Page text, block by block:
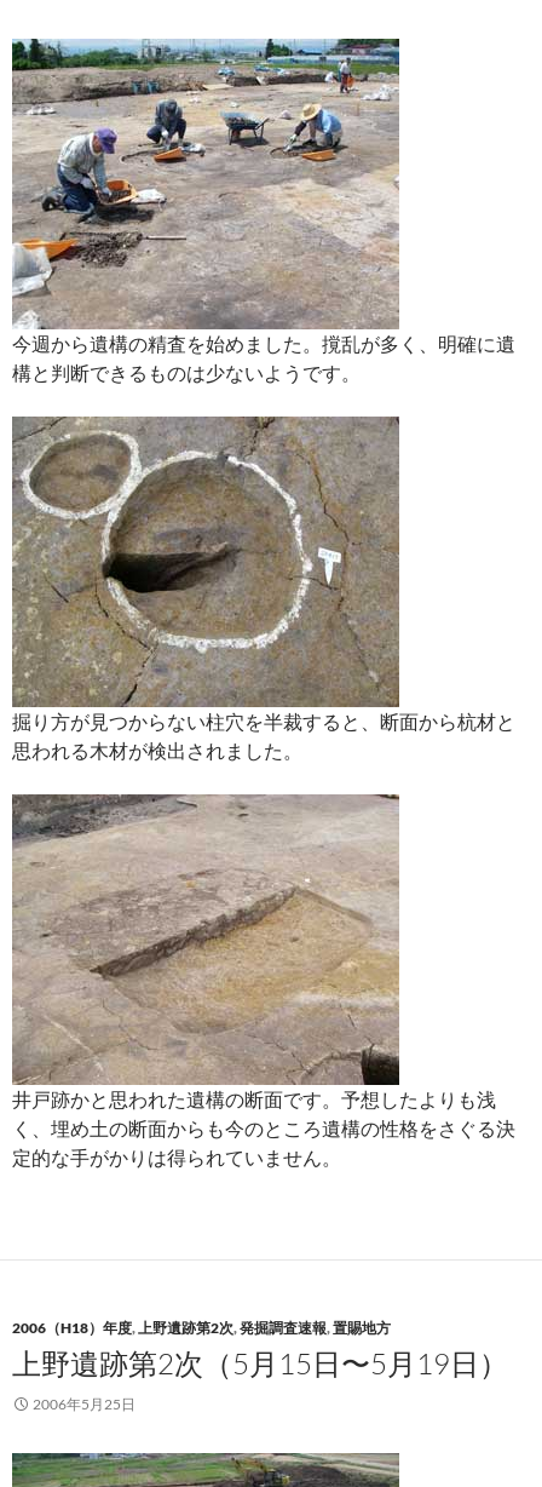
今週から遺構の精査を始めました。撹乱が多く、明確に遺
構と判断できるものは少ないようです。
掘り方が見つからない柱穴を半裁すると、断面から杭材と
思われる木材が検出されました。
井戸跡かと思われた遺構の断面です。予想したよりも浅
く、埋め土の断面からも今のところ遺構の性格をさぐる決
定的な手がかりは得られていません。
2006（H18）年度,上野遺跡第2次,発掘調査速報,置賜地方
上野遺跡第2次（5月15日〜5月19日）
2006年5月25日